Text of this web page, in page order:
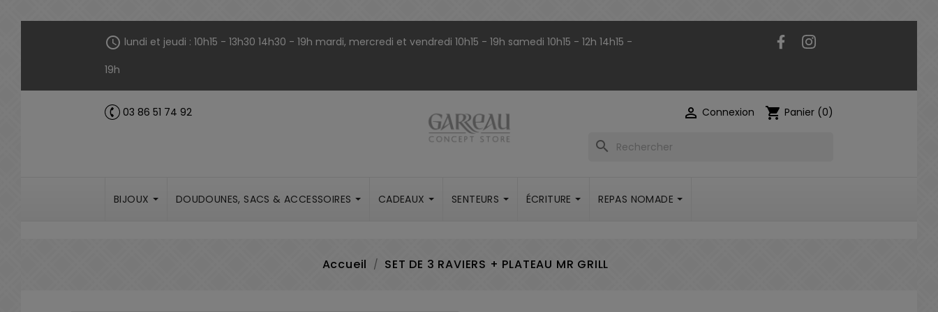
schedule lundi et jeudi : 10h15 - 13h30 14h30 - 19h mardi, mercredi et vendredi 10h15 - 19h samedi 10h15 - 12h 14h15 -
19h
Facebook
call 03 86 51 74 92  Connexion shopping_cart Panier (0)
search
BIJOUX DOUDOUNES, SACS & ACCESSOIRES CADEAUX SENTEURS ÉCRITURE REPAS NOMADE
Accueil SET DE 3 RAVIERS + PLATEAU MR GRILL